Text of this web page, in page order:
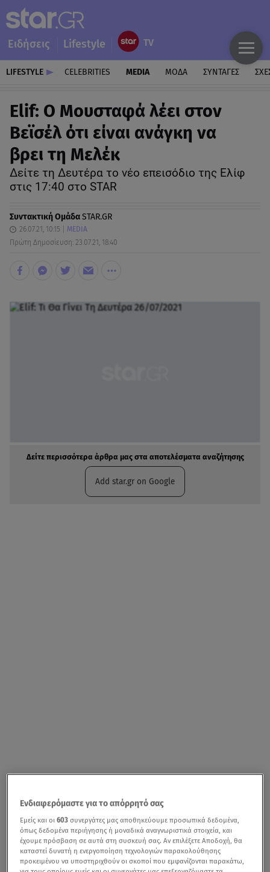
Ειδήσεις Lifestyle
LIFESTYLE CELEBRITIES MEDIA ΜΟΔΑ ΣΥΝΤΑΓΕΣ
Elif: Ο Μουσταφά λέει στον
Βεϊσέλ ότι είναι ανάγκη να
βρει τη Μελέκ
Δείτε τη Δευτέρα το νέο επεισόδιο της Ελίφ
στις 17:40 στο STAR
Συντακτική ΟμάδαSTAR.GR
26.07.21, 10:15
MEDIA
Πρώτη Δημοσίευση: 23.07.21, 18:40
Δείτε περισσότερα άρθρα μας στα αποτελέσματα αναζήτησης
Add star.gr on Google
Ενδιαφερόμαστε για το απόρρητό σας
Εμείς και οι603 συνεργάτες μας αποθηκεύουμε προσωπικά δεδομένα,
όπως δεδομένα περιήγησης ή μοναδικά αναγνωριστικά στοιχεία, και
έχουμε πρόσβαση σε αυτά στη συσκευή σας. Αν επιλέξετε Αποδοχή, θα
καταστεί δυνατή η ενεργοποίηση τεχνολογιών παρακολούθησης
προκειμένου να υποστηριχθούν οι σκοποί που εμφανίζονται παρακάτω,